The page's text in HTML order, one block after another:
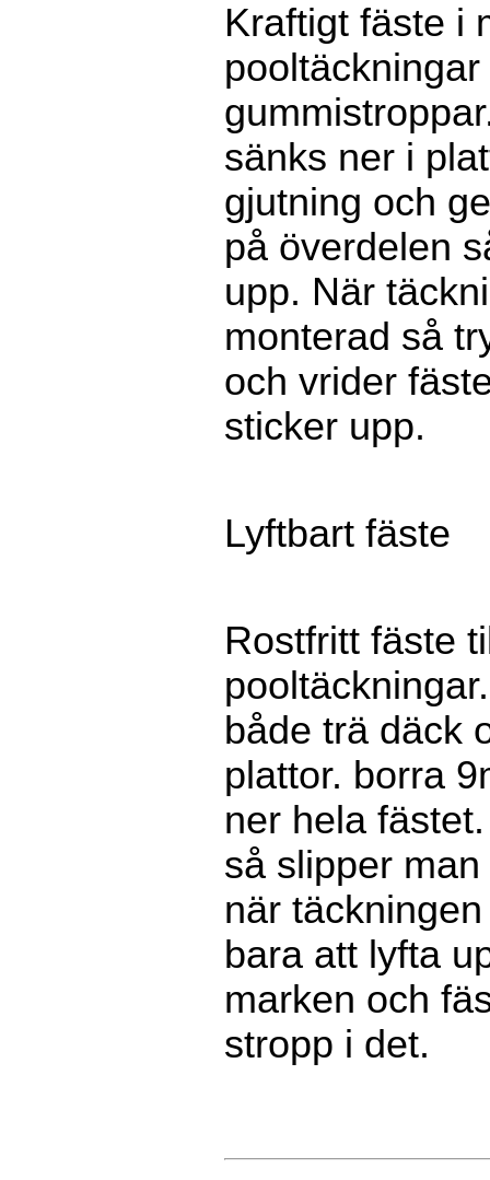
Kraftigt fäste i
sänks ner i
gjutning och
på överdelen
upp. När
monterad så
och vrider
sticker upp.
Lyftbart fäste
Rostfritt fäste
både trä däck
plattor. borra
ner hela
så slipper
när
bara att lyfta
marken och
stropp i det.